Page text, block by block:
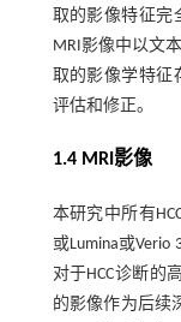
取的影像特征完
MRI影像中以文
取的影像学特征
评估和修正。
1.4 MRI影像
本研究中所有
或Lumina或Verio
对于HCC诊断的
的影像作为后续